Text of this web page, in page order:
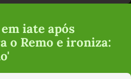
iate após
o Remo e ironiza: